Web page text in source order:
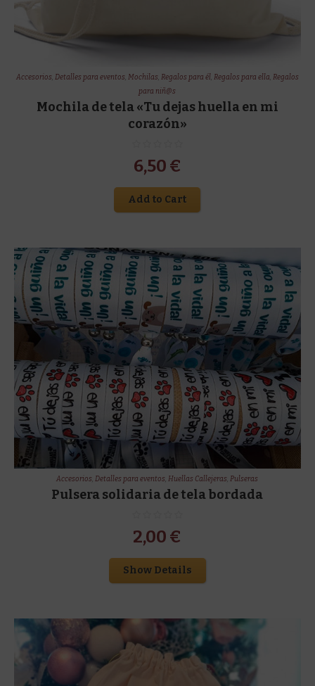
Accesorios, Detalles para eventos, Mochilas, Regalos para él, Regalos para ella, Regalos
para niñ@s
Mochila de tela «Tu dejas huella en mi
corazón»
6,50 €
Add to Cart
Accesorios,Detalles para eventos,Huellas Callejeras,Pulseras
Pulsera solidaria de tela bordada
2,00 €
Show Details